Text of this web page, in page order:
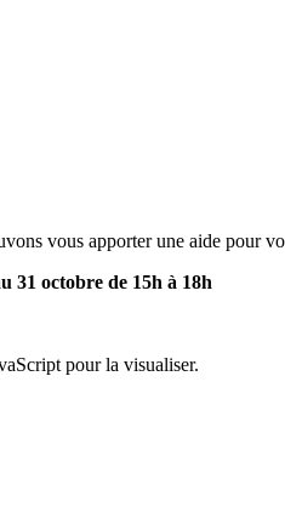
vous apporter une aide pour
octobre de 15h à 18h
pour la visualiser.